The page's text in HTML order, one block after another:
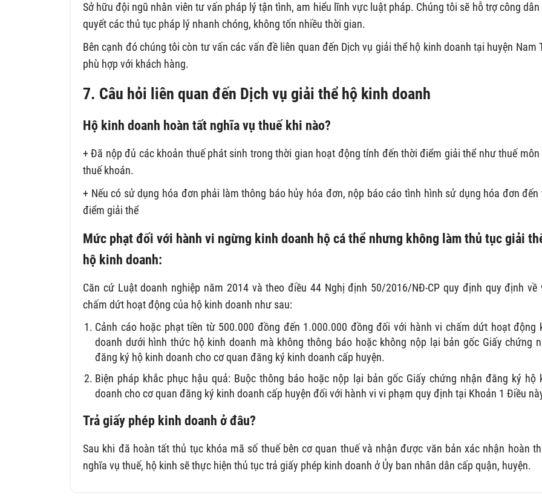
Sở hữu đội ngũ nhân viên tư vấn pháp lý tận tình, am hiểu lĩnh vực luật pháp. Chúng tôi sẽ hỗ trợ công dân
quyết các thủ tục pháp lý nhanh chóng, không tốn nhiều thời gian.
Bên cạnh đó chúng tôi còn tư vấn các vấn đề liên quan đến Dịch vụ giải thể hộ kinh doanh tại huyện Nam
phù hợp với khách hàng.
7. Câu hỏi liên quan đến Dịch vụ giải thể hộ kinh doanh
Hộ kinh doanh hoàn tất nghĩa vụ thuế khi nào?
+ Đã nộp đủ các khoản thuế phát sinh trong thời gian hoạt động tính đến thời điểm giải thể như thuế môn
thuế khoán.
+ Nếu có sử dụng hóa đơn phải làm thông báo hủy hóa đơn, nộp báo cáo tình hình sử dụng hóa đơn đến
điểm giải thể
Mức phạt đối với hành vi ngừng kinh doanh hộ cá thể nhưng không làm thủ tục giải
hộ kinh doanh:
Căn cứ Luật doanh nghiệp năm 2014 và theo điều 44 Nghị định 50/2016/NĐ-CP quy định quy định về
chấm dứt hoạt động của hộ kinh doanh như sau:
Cảnh cáo hoặc phạt tiền từ 500.000 đồng đến 1.000.000 đồng đối với hành vi chấm dứt hoạt động
doanh dưới hình thức hộ kinh doanh mà không thông báo hoặc không nộp lại bản gốc Giấy chứng
đăng ký hộ kinh doanh cho cơ quan đăng ký kinh doanh cấp huyện.
Biện pháp khắc phục hậu quả: Buộc thông báo hoặc nộp lại bản gốc Giấy chứng nhận đăng ký hộ
doanh cho cơ quan đăng ký kinh doanh cấp huyện đối với hành vi vi phạm quy định tại Khoản 1 Điều
Trả giấy phép kinh doanh ở đâu?
Sau khi đã hoàn tất thủ tục khóa mã số thuế bên cơ quan thuế và nhận được văn bản xác nhận hoàn
nghĩa vụ thuế, hộ kinh sẽ thực hiện thủ tục trả giấy phép kinh doanh ở Ủy ban nhân dân cấp quận, huyện.